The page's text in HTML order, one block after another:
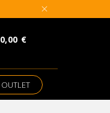
0,00 €
OUTLET